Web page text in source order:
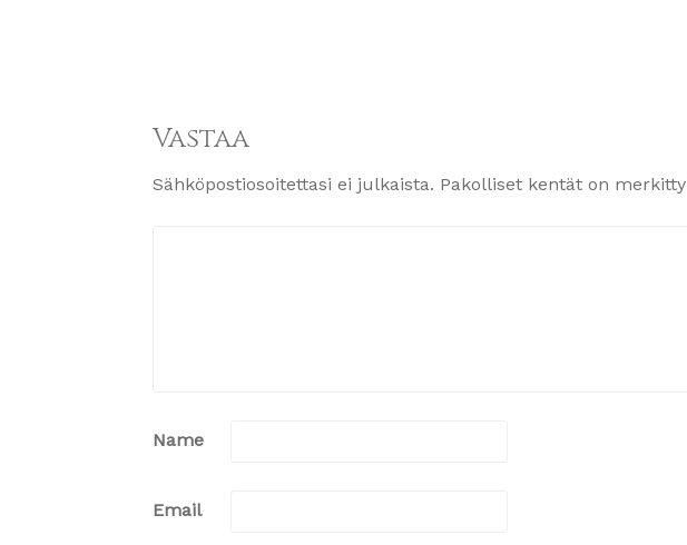
Vastaa
Sähköpostiosoitettasi ei julkaista. Pakolliset kentät on merkitty
Name
Email